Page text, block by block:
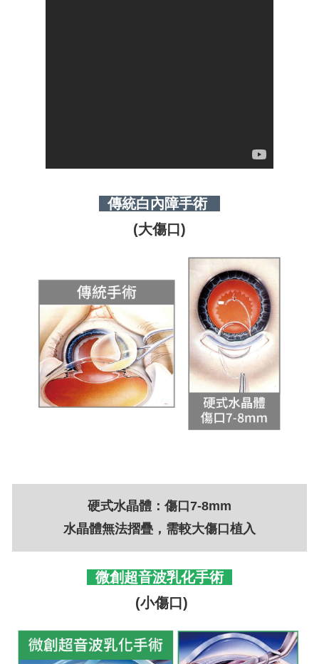
傳統白內障手術
(大傷口)
硬式水晶體：傷口7-8mm
水晶體無法摺疊，需較大傷口植入
微創超音波乳化手術
(小傷口)